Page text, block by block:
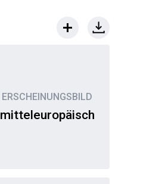
ERSCHEINUNGSBILD
mitteleuropäisch